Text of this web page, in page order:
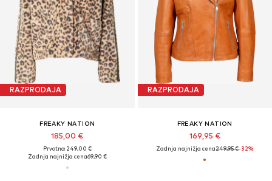
RAZPRODAJA
FREAKY NATION
185,00 €
Prvotno: 249,00 €
Zadnja najnižja cena69,90 €
RAZPRODAJA
FREAKY NATION
169,95 €
Zadnja najnižja cena249,95 €-32%